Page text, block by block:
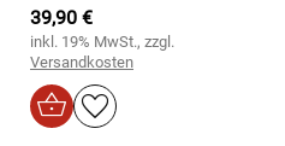
39,90 €
inkl. 19% MwSt., zzgl.
Versandkosten